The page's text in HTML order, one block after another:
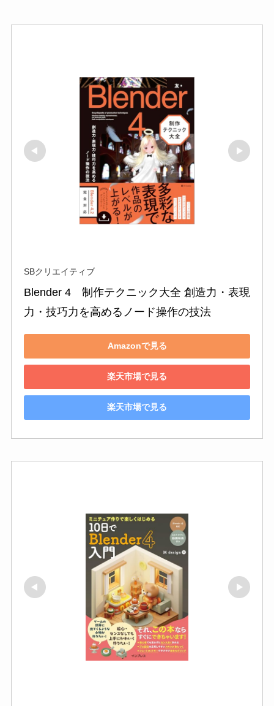
SBクリエイティブ
Blender 4　制作テクニック大全 創造力・表現
力・技巧力を高めるノード操作の技法
Amazonで見る
楽天市場で見る
楽天市場で見る